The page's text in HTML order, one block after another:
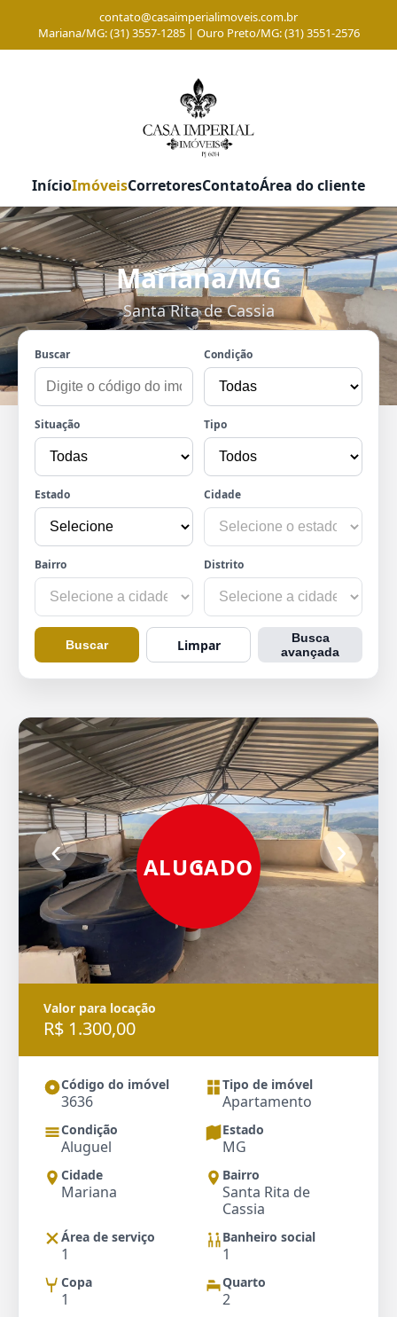
contato@casaimperialimoveis.com.br
Mariana/MG: (31) 3557-1285 | Ouro Preto/MG: (31) 3551-2576
InícioImóveisCorretoresContatoÁrea do cliente
Mariana/MG
Santa Rita de Cassia
Buscar Condição
Situação Tipo
Estado Cidade
Bairro Distrito
Buscar Limpar
Busca
avançada
‹ ›
ALUGADO
Valor para locação
R$ 1.300,00
Código do imóvel
3636
Tipo de imóvel
Apartamento
Condição
Aluguel
Estado
MG
Cidade
Mariana
Bairro
Santa Rita de
Cassia
Área de serviço
1
Banheiro social
1
Copa
1
Quarto
2